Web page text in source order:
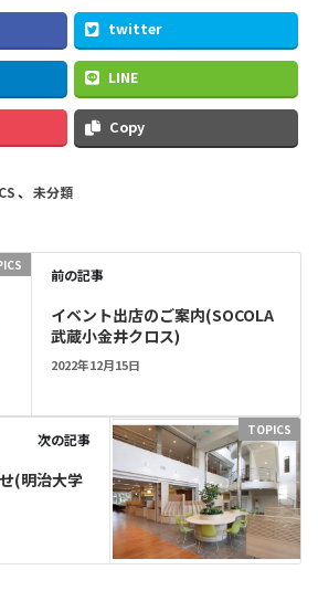
twitter
LINE
Copy
、 未分類
前の記事
イベント出店のご案内(SOCOLA
武蔵小金井クロス)
2022年12月15日
TOPICS
次の記事
(明治大学